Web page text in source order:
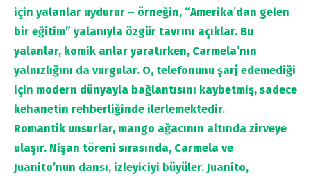
için yalanlar uydurur – örneğin, “Amerika’dan gelen
bir eğitim” yalanıyla özgür tavrını açıklar. Bu
yalanlar, komik anlar yaratırken, Carmela’nın
yalnızlığını da vurgular. O, telefonunu şarj edemediği
için modern dünyayla bağlantısını kaybetmiş, sadece
kehanetin rehberliğinde ilerlemektedir.
Romantik unsurlar, mango ağacının altında zirveye
ulaşır. Nişan töreni sırasında, Carmela ve
Juanito’nun dansı, izleyiciyi büyüler. Juanito,